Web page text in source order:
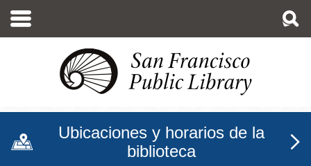
contenido
Ubicaciones y horarios de la
biblioteca